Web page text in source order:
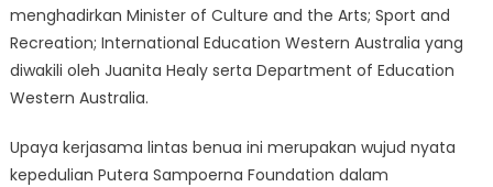
menghadirkan Minister of Culture and the Arts; Sport and
Recreation; International Education Western Australia yang
diwakili oleh Juanita Healy serta Department of Education
Western Australia.
Upaya kerjasama lintas benua ini merupakan wujud nyata
kepedulian Putera Sampoerna Foundation dalam